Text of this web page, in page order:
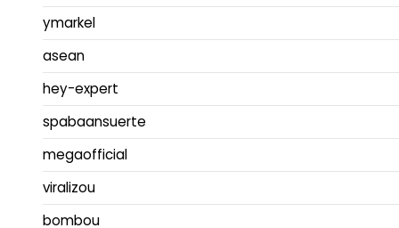
ymarkel
asean
hey-expert
spabaansuerte
megaofficial
viralizou
bombou